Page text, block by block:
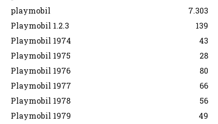
playmobil
7.303
Playmobil 1.2.3
139
Playmobil 1974
43
Playmobil 1975
28
Playmobil 1976
80
Playmobil 1977
66
Playmobil 1978
56
Playmobil 1979
49